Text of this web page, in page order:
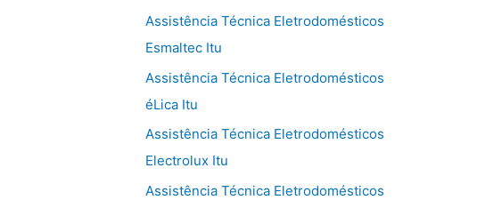
Assistência Técnica Eletrodomésticos
Esmaltec Itu
Assistência Técnica Eletrodomésticos
éLica Itu
Assistência Técnica Eletrodomésticos
Electrolux Itu
Assistência Técnica Eletrodomésticos